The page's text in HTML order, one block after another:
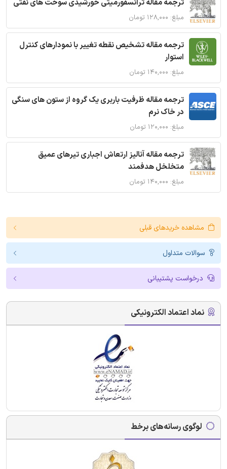
ترجمه مقاله ترانسفورمیتی خورشیدی سوخت های نفتی
مبلغ: ۱۲۸,۰۰۰ تومان
ترجمه مقاله تشخیص نقطه تغییر با نمودارهای کنترل
استوار
مبلغ: ۱۴۰,۰۰۰ تومان
ترجمه مقاله ظرفیت باربری یک گروه از ستون های سنگی
در خاک نرم
مبلغ: ۱۲۰,۰۰۰ تومان
ترجمه مقاله آنالیز ارتعاش اجباری تیرهای عمیق
متخلخل هدفمند
مبلغ: ۱۴۰,۰۰۰ تومان
مشاهده خریدهای قبلی
سوالات متداول
درخواست پشتیبانی
نماد اعتماد الکترونیکی
لوگوی رسانه‌های برخط